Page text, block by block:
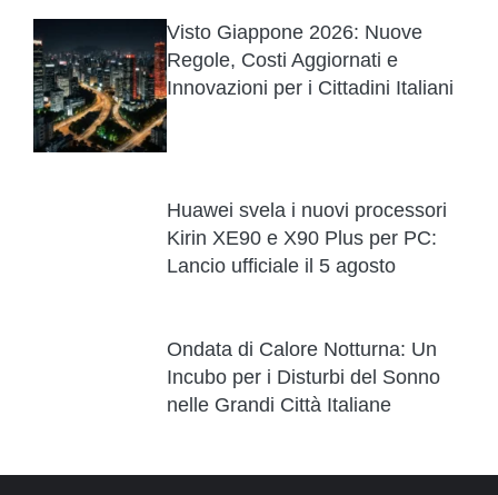
Visto Giappone 2026: Nuove
Regole, Costi Aggiornati e
Innovazioni per i Cittadini Italiani
Huawei svela i nuovi processori
Kirin XE90 e X90 Plus per PC:
Lancio ufficiale il 5 agosto
Ondata di Calore Notturna: Un
Incubo per i Disturbi del Sonno
nelle Grandi Città Italiane